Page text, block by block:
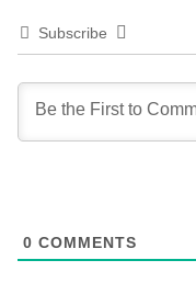
Subscribe
0 COMMENTS